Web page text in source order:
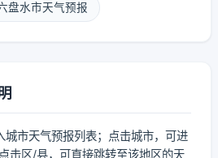
盘水市天气预报
城市天气预报列表；点击城市，可进
击区/县，可直接跳转至该地区的天